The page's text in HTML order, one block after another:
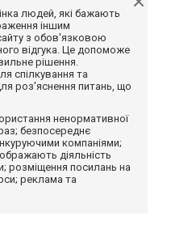
людей, які бажають
іншим
з обов'язковою
відгука. Це допоможе
рішення.
спілкування та
роз'яснення питань, що
ненормативної
безпосереднє
компаніями;
діяльність
розміщення посилань на
реклама та